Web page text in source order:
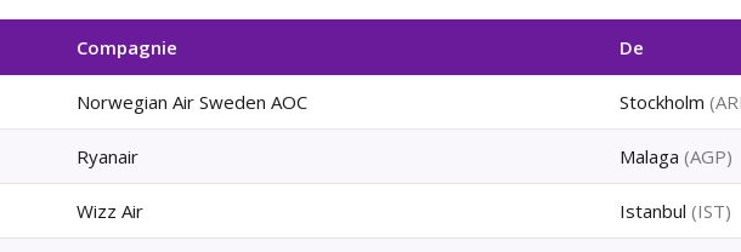
Compagnie De
Norwegian Air Sweden AOC Stockholm (
Ryanair Malaga (AGP)
Wizz Air Istanbul (IST)